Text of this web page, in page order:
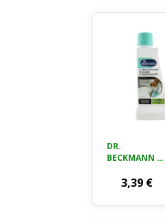
DR.
BECKMANN IL
MACCHIE
3,39 €